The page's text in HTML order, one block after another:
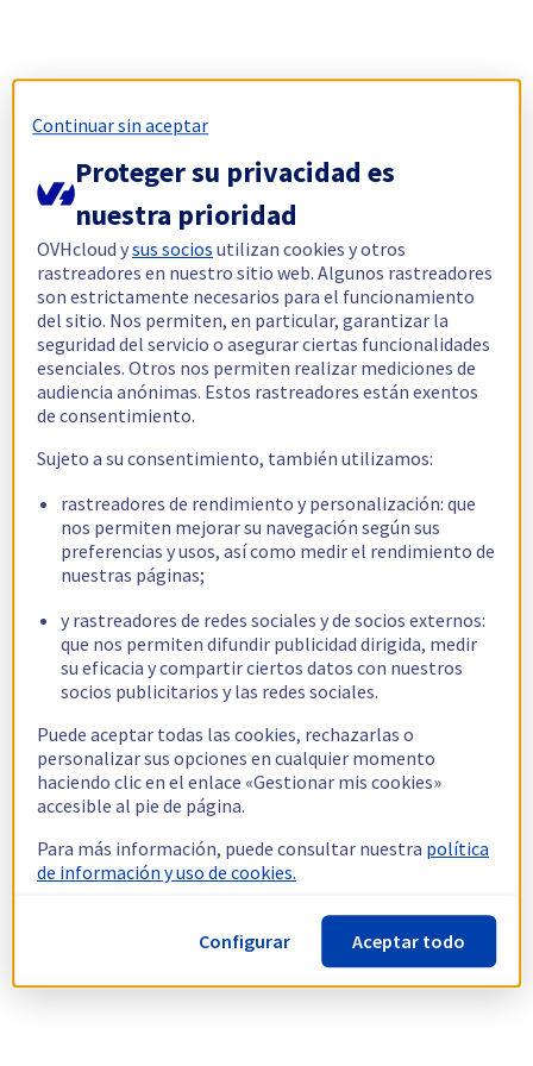
Continuar sin aceptar
Proteger su privacidad es
nuestra prioridad
OVHcloud ysus socios utilizan cookies y otros
rastreadores en nuestro sitio web. Algunos rastreadores
son estrictamente necesarios para el funcionamiento
del sitio. Nos permiten, en particular, garantizar la
seguridad del servicio o asegurar ciertas funcionalidades
esenciales. Otros nos permiten realizar mediciones de
audiencia anónimas. Estos rastreadores están exentos
de consentimiento.
Sujeto a su consentimiento, también utilizamos:
rastreadores de rendimiento y personalización: que
nos permiten mejorar su navegación según sus
preferencias y usos, así como medir el rendimiento de
nuestras páginas;
y rastreadores de redes sociales y de socios externos:
que nos permiten difundir publicidad dirigida, medir
su eficacia y compartir ciertos datos con nuestros
socios publicitarios y las redes sociales.
Puede aceptar todas las cookies, rechazarlas o
personalizar sus opciones en cualquier momento
haciendo clic en el enlace «Gestionar mis cookies»
accesible al pie de página.
Para más información, puede consultar nuestra política
de información y uso de cookies.
Configurar Aceptar todo